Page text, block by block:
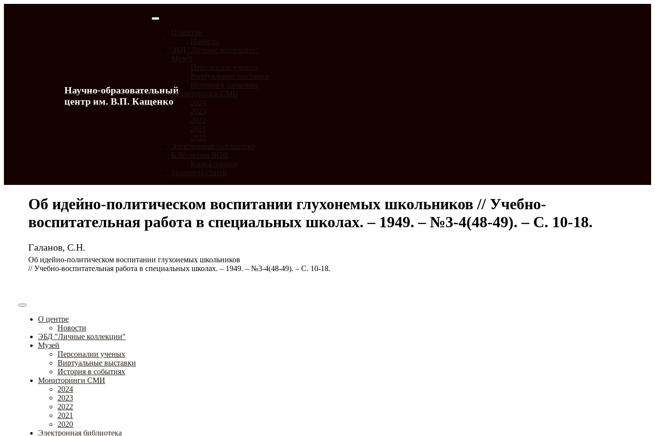
Научно-образовательный
центр им. В.П. Кащенко
О центре
Новости
ЭБД "Личные коллекции"
Музей
Персоналии ученых
Виртуальные выставки
История в событиях
Мониторинги СМИ
2024
2023
2022
2021
2020
Электронная библиотека
К 80-летию ВОВ
Книга памяти
Указатель статей
Об идейно-политическом воспитании глухонемых школьников // Учебно-
воспитательная работа в специальных школах. – 1949. – №3-4(48-49). – С. 10-18.
Галанов, С.Н.
Об идейно-политическом воспитании глухонемых школьников
// Учебно-воспитательная работа в специальных школах. – 1949. – №3-4(48-49). – С. 10-18.
О центре
Новости
ЭБД "Личные коллекции"
Музей
Персоналии ученых
Виртуальные выставки
История в событиях
Мониторинги СМИ
2024
2023
2022
2021
2020
Электронная библиотека